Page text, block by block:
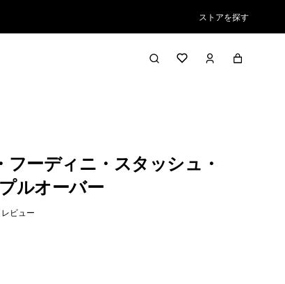
ストアを探す
フーディニ・スタッシュ・
ルオーバー
レビュー